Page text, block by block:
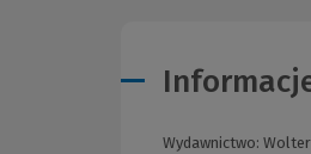
Wydawnictwo: